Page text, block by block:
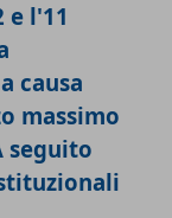
e l'11
causa
massimo
seguito